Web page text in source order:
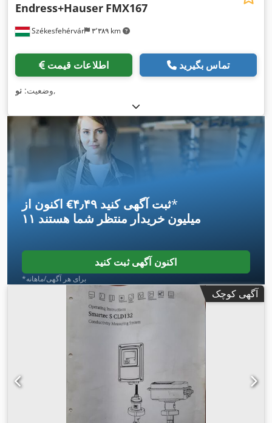
Székesfehérvár ۳٬۳۸۹ km
Endress+Hauser FMX167
اطلاعات قیمت تماس بگیرید
وضعیت: نو ,
اکنون از ‎€۴٫۴۹ ثبت آگهی کنید*
۱۱ میلیون خریدار منتظر شما هستند
اکنون آگهی ثبت کنید
*برای هر آگهی/ماهانه
آگهی کوچک